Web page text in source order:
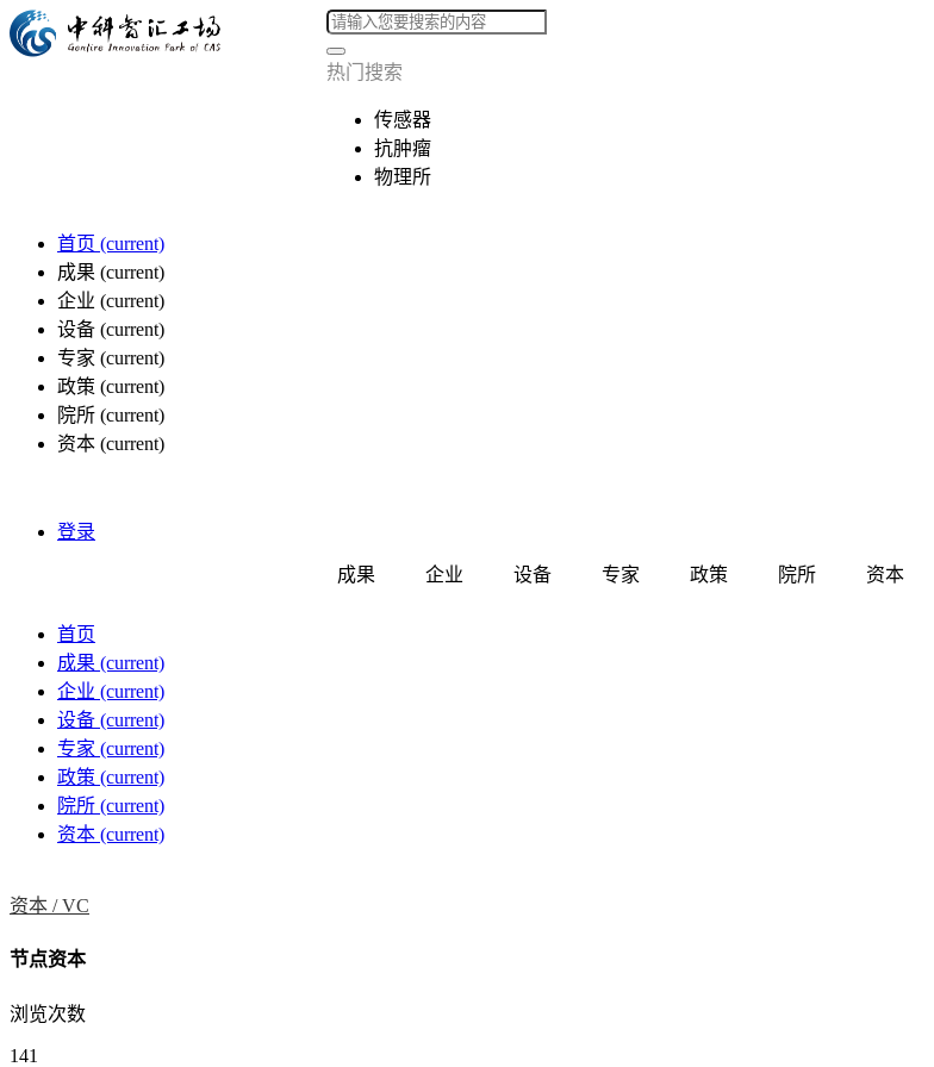
热门搜索
传感器
抗肿瘤
物理所
首页 (current)
成果 (current)
企业 (current)
设备 (current)
专家 (current)
政策 (current)
院所 (current)
资本 (current)
登录
成果 企业 设备 专家 政策 院所 资本
首页
成果 (current)
企业 (current)
设备 (current)
专家 (current)
政策 (current)
院所 (current)
资本 (current)
资本 /VC
节点资本
浏览次数
141